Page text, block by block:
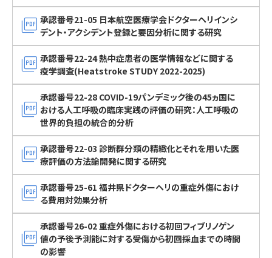
picture_as_pdf 承認番号21-05 日本航空医療学会ドクターヘリインシ
デント・アクシデント登録と要因分析に関する研究
picture_as_pdf 承認番号22-24 熱中症患者の医学情報などに関する
疫学調査(Heatstroke STUDY 2022-2025)
picture_as_pdf 承認番号22-28 COVID-19パンデミック後の45ヵ国に
おける人工呼吸の臨床実践の評価の研究：人工呼吸の
世界的負担の統合的分析
picture_as_pdf 承認番号22-03 診断群分類の精緻化とそれを用いた医
療評価の方法論開発に関する研究
picture_as_pdf 承認番号25-61 福井県ドクターヘリの重症外傷におけ
る費用対効果分析
picture_as_pdf 承認番号26-02 重症外傷における初回フィブリノゲン
値の予後予測能に対する受傷から初回採血までの時間
の影響